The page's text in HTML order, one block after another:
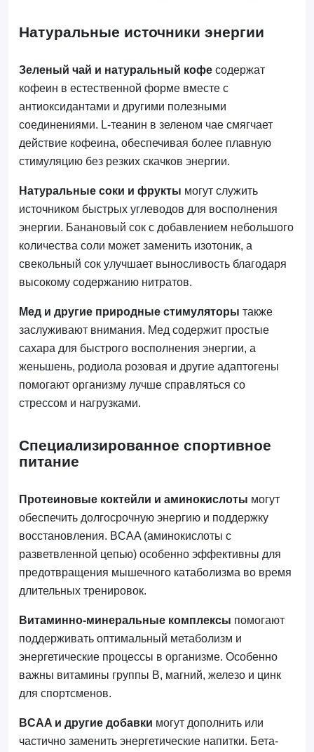
Натуральные источники энергии
Зеленый чай и натуральный кофесодержат
кофеин в естественной форме вместе с
антиоксидантами и другими полезными
соединениями. L-теанин в зеленом чае смягчает
действие кофеина, обеспечивая более плавную
стимуляцию без резких скачков энергии.
Натуральные соки и фрукты могут служить
источником быстрых углеводов для восполнения
энергии. Банановый сок с добавлением небольшого
количества соли может заменить изотоник, а
свекольный сок улучшает выносливость благодаря
высокому содержанию нитратов.
Мед и другие природные стимуляторы также
заслуживают внимания. Мед содержит простые
сахара для быстрого восполнения энергии, а
женьшень, родиола розовая и другие адаптогены
помогают организму лучше справляться со
стрессом и нагрузками.
Специализированное спортивное
питание
Протеиновые коктейли и аминокислоты могут
обеспечить долгосрочную энергию и поддержку
восстановления. BCAA (аминокислоты с
разветвленной цепью) особенно эффективны для
предотвращения мышечного катаболизма во время
длительных тренировок.
Витаминно-минеральные комплексы помогают
поддерживать оптимальный метаболизм и
энергетические процессы в организме. Особенно
важны витамины группы В, магний, железо и цинк
для спортсменов.
BCAA и другие добавки могут дополнить или
частично заменить энергетические напитки. Бета-